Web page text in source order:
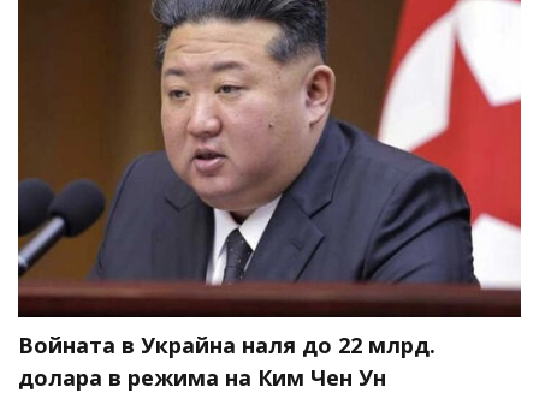
Войната в Украйна наля до 22 млрд.
долара в режима на Ким Чен Ун